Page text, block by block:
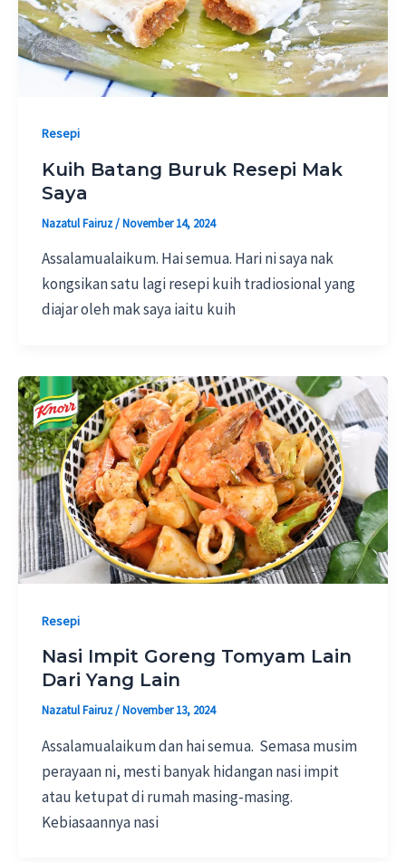
Resepi
Kuih Batang Buruk Resepi Mak
Saya
Nazatul Fairuz/November 14, 2024
Assalamualaikum. Hai semua. Hari ni saya nak
kongsikan satu lagi resepi kuih tradiosional yang
diajar oleh mak saya iaitu kuih
Resepi
Nasi Impit Goreng Tomyam Lain
Dari Yang Lain
Nazatul Fairuz/November 13, 2024
Assalamualaikum dan hai semua. Semasa musim
perayaan ni, mesti banyak hidangan nasi impit
atau ketupat di rumah masing-masing.
Kebiasaannya nasi